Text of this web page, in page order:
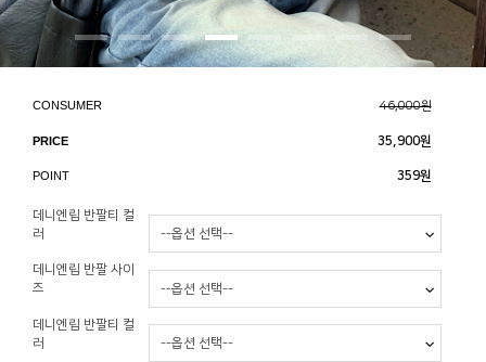
CONSUMER 46,000원
PRICE 35,900원
POINT 359원
데니엔립 반팔티 컬
러
데니엔립 반팔 사이
즈
데니엔립 반팔티 컬
러